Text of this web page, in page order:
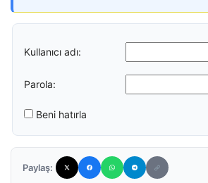
Kullanıcı adı:
Parola:
Beni hatırla
Paylaş: